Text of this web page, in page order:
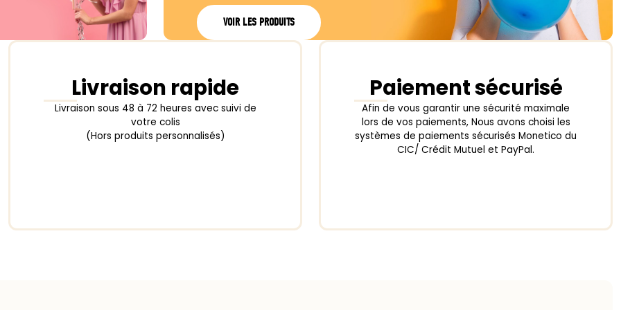
VOIR LES PRODUITS
Livraison rapide
Livraison sous 48 à 72 heures avec suivi de
votre colis
(Hors produits personnalisés)
Paiement sécurisé
Afin de vous garantir une sécurité maximale
lors de vos paiements, Nous avons choisi les
systèmes de paiements sécurisés Monetico du
CIC/ Crédit Mutuel et PayPal.